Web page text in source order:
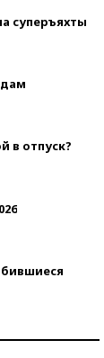
суперъяхты
в отпуск?